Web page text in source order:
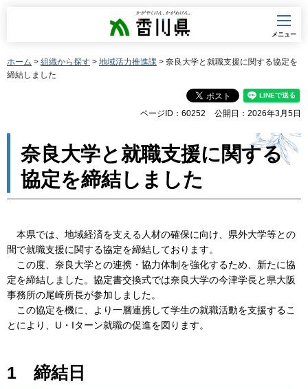
香川県
メニュー
ホーム > 組織から探す > 地域活力推進課 > 奈良大学と就職支援に関する協定を
締結しました
ページID：60252 公開日：2026年3月5日
奈良大学と就職支援に関する
協定を締結しました
本県では、地域経済を支える人材の確保に向け、県外大学等との
間で就職支援に関する協定を締結しております。
この度、奈良大学との連携・協力体制を強化するため、新たに協
定を締結しました。協定書交換式では奈良大学の今津学長と県大阪
事務所の尾崎所長が参加しました。
この協定を機に、より一層連携して学生の就職活動を支援するこ
とにより、U・Iターン就職の促進を図ります。
1 締結日